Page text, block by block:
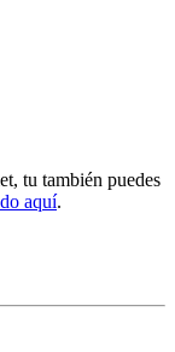
tu también puedes
aquí.